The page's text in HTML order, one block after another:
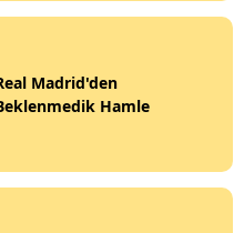
Madrid'den
Hamle